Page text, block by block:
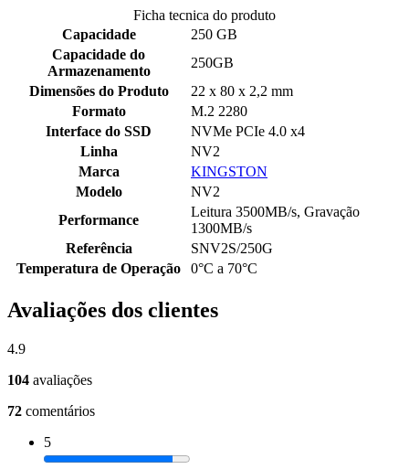
Ficha tecnica do produto
Capacidade
250 GB
Capacidade do
Armazenamento
250GB
Dimensões do Produto
22 x 80 x 2,2 mm
Formato
M.2 2280
Interface do SSD
NVMe PCIe 4.0 x4
Linha
NV2
Marca
KINGSTON
Modelo
NV2
Performance
Leitura 3500MB/s, Gravação
1300MB/s
Referência
SNV2S/250G
Temperatura de Operação
0°C a 70°C
Avaliações dos clientes
4.9
104 avaliações
72 comentários
5